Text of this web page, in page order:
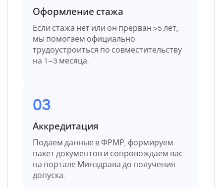
Оформление стажа
Если стажа нет или он прерван >5 лет,
мы помогаем официально
трудоустроиться по совместительству
на 1–3 месяца.
03
Аккредитация
Подаем данные в ФРМР, формируем
пакет документов и сопровождаем вас
на портале Минздрава до получения
допуска.